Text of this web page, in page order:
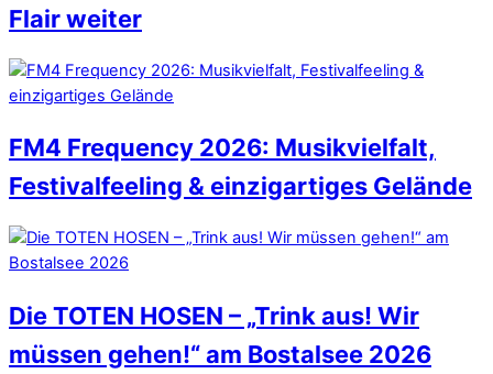
Flair weiter
FM4 Frequency 2026: Musikvielfalt,
Festivalfeeling & einzigartiges Gelände
Die TOTEN HOSEN – „Trink aus! Wir
müssen gehen!“ am Bostalsee 2026